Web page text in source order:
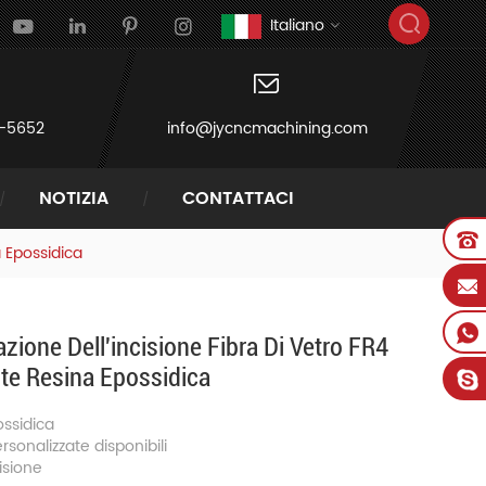
Italiano
5652 info@jycncmachining.com
NOTIZIA CONTATTACI
Dell'incisione Fibra Di Vetro FR4
Resina Epossidica
disponibili